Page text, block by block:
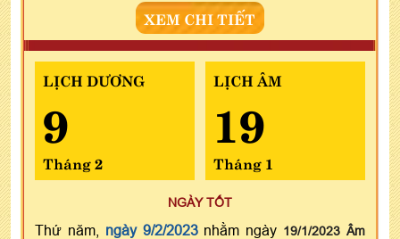
XEM CHI TIẾT
LỊCH DƯƠNG
9
Tháng 2
LỊCH ÂM
19
Tháng 1
NGÀY TỐT
Thứ năm, ngày 9/2/2023nhằm ngày 19/1/2023 Âm